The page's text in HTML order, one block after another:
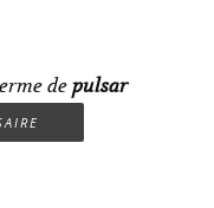
depulsar